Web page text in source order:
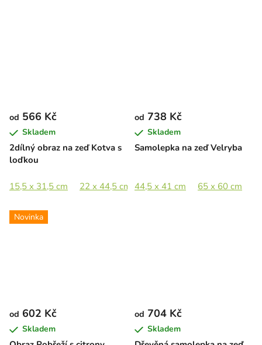
2dílný obraz na zeď Kotva s
loďkou
od 566 Kč
Skladem
15,5 x 31,5 cm 22 x 44,5 cm 32 x 65 cm 43,5 x 89 cm
Samolepka na zeď Velryba
od 738 Kč
Skladem
44,5 x 41 cm 65 x 60 cm
Novinka
od 602 Kč
Skladem
od 704 Kč
Skladem